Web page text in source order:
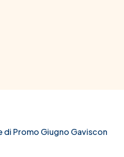
Promo Giugno Gaviscon